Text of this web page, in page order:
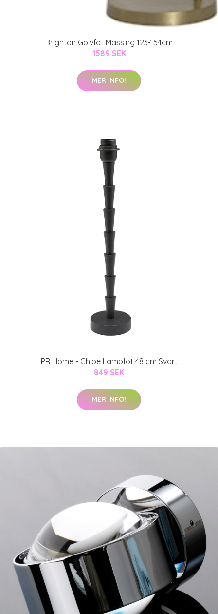
Brighton Golvfot Mässing 123-154cm
1589 SEK
MER INFO!
PR Home - Chloe Lampfot 48 cm Svart
849 SEK
MER INFO!